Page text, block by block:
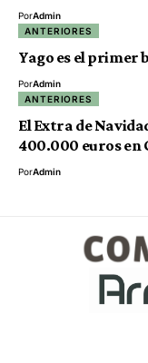
PorAdmin
ANTERIORES
Yago es el primer
PorAdmin
ANTERIORES
El Extra de
400.000 euros en
PorAdmin